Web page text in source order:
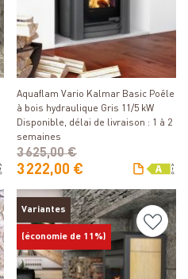
Détails
Aquaflam Vario Kalmar Basic Poêle
à bois hydraulique Gris 11/5 kW
Disponible, délai de livraison : 1 à 2
semaines
3 222,00 €
3 625,00 €
Variantes
(économie de 11%)